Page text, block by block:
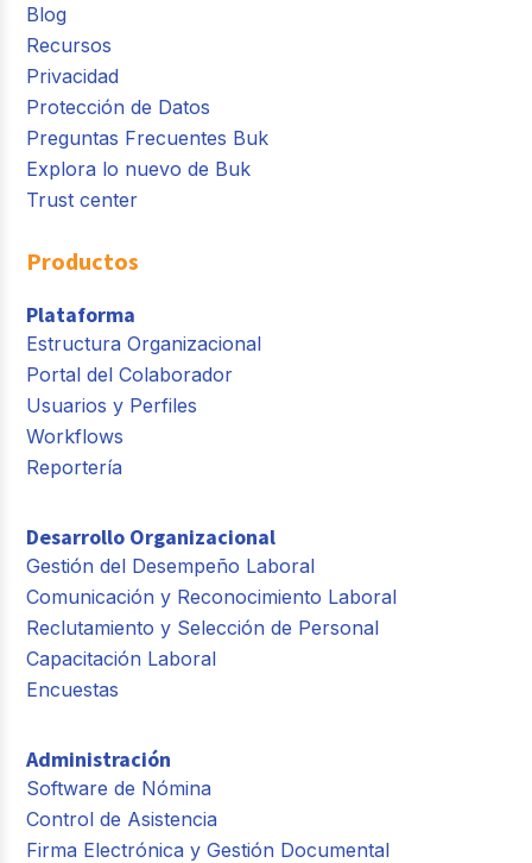
Blog
Recursos
Privacidad
Protección de Datos
Preguntas Frecuentes Buk
Explora lo nuevo de Buk
Trust center
Productos
Plataforma
Estructura Organizacional
Portal del Colaborador
Usuarios y Perfiles
Workflows
Reportería
Desarrollo Organizacional
Gestión del Desempeño Laboral
Comunicación y Reconocimiento Laboral
Reclutamiento y Selección de Personal
Capacitación Laboral
Encuestas
Administración
Software de Nómina
Control de Asistencia
Firma Electrónica y Gestión Documental